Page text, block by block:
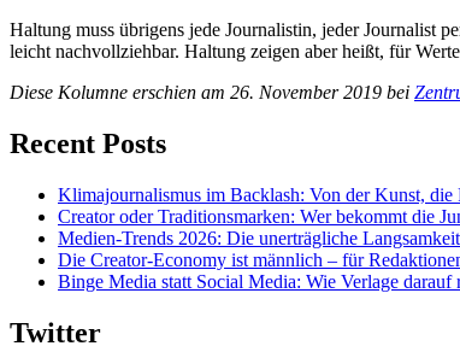
Haltung muss übri­gens jede Jour­na­lis­tin, jeder Jour­na­list
leicht nach­voll­zieh­bar. Haltung zeigen aber heißt, für
Diese Kolumne erschien am 26. November 2019 bei
Recent Posts
Klimajournalismus im Backlash: Von der Kunst,
Creator oder Traditionsmarken: Wer bekommt die
Medien-Trends 2026: Die unerträgliche
Die Creator-Economy ist männlich – für
Binge Media statt Social Media: Wie Verlage darauf
Twitter